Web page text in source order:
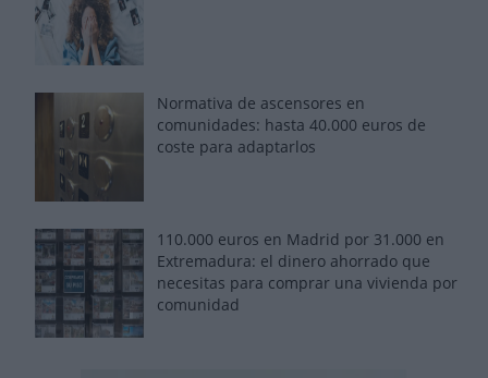
Normativa de ascensores en
comunidades: hasta 40.000 euros de
coste para adaptarlos
110.000 euros en Madrid por 31.000 en
Extremadura: el dinero ahorrado que
necesitas para comprar una vivienda por
comunidad